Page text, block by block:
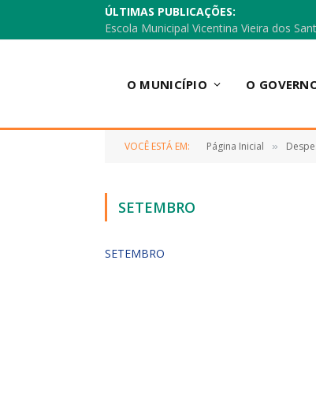
ÚLTIMAS PUBLICAÇÕES:
O MUNICÍPIO O
VOCÊ ESTÁ EM: Página Inicial »
SETEMBRO
SETEMBRO